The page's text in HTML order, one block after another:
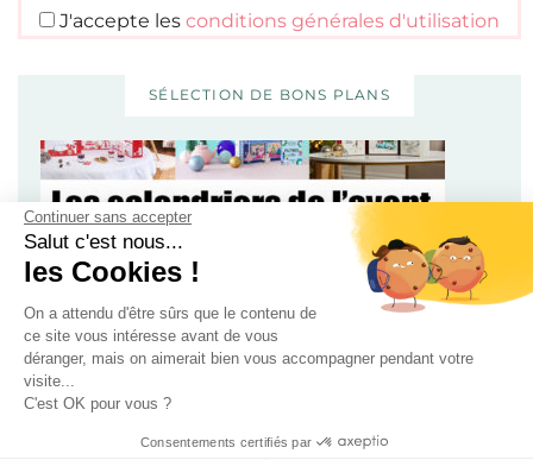
Continuer sans accepter
Salut c'est nous...
les Cookies !
On a attendu d'être sûrs que le contenu de
ce site vous intéresse avant de vous
déranger, mais on aimerait bien vous accompagner pendant votre
visite...
C'est OK pour vous ?
Consentements certifiés par
J'accepte les conditions générales d'utilisation
SÉLECTION DE BONS PLANS
100 calendriers de l’avent rien que pour les adultes –
Édition 2025